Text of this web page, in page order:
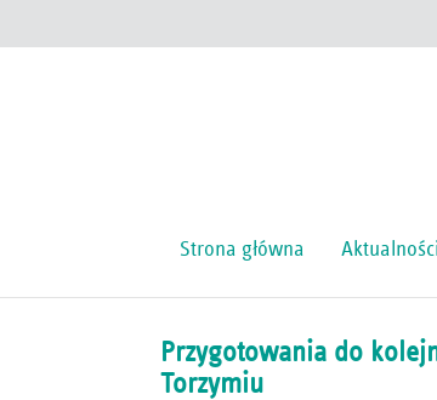
Strona główna
Przygotowania do
Torzymiu